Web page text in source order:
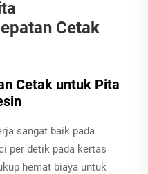
Cetak
Cetak untuk Pita
sangat baik pada
per detik pada kertas
hemat biaya untuk